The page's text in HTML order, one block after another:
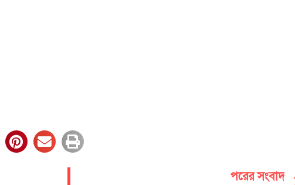
পরের সংবাদ